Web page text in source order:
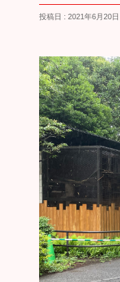
投稿日 : 2021年6月20日